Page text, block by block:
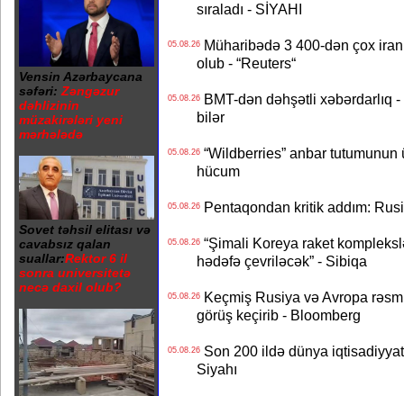
Vensin Azərbaycana
səfəri: Zəngəzur
dəhlizinin
müzakirələri yeni
mərhələdə
Sovet təhsil elitası və
cavabsız qalan
suallar:Rektor 6 il
sonra universitetə
necə daxil olub?
sıraladı - SİYAHI
05.08.26Müharibədə 3 400-dən çox
olub - “Reuters“
05.08.26BMT-dən dəhşətli xəbərdarlıq
bilər
05.08.26“Wildberries” anbar tutumunun
hücum
05.08.26Pentaqondan kritik addım:
05.08.26“Şimali Koreya raket
hədəfə çevriləcək” - Sibiqa
05.08.26Keçmiş Rusiya və Avropa
görüş keçirib - Bloomberg
05.08.26Son 200 ildə dünya
Siyahı